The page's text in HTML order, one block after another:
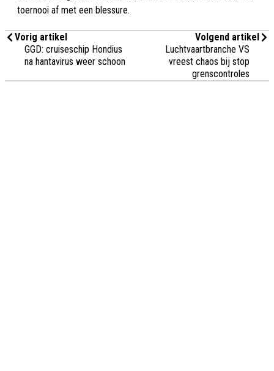
toernooi af met een blessure.
Vorig artikel
GGD: cruiseschip Hondius
na hantavirus weer schoon
Volgend artikel
Luchtvaartbranche VS
vreest chaos bij stop
grenscontroles